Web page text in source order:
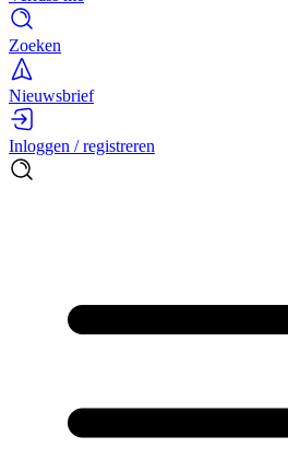
Zoeken
Nieuwsbrief
Inloggen / registreren